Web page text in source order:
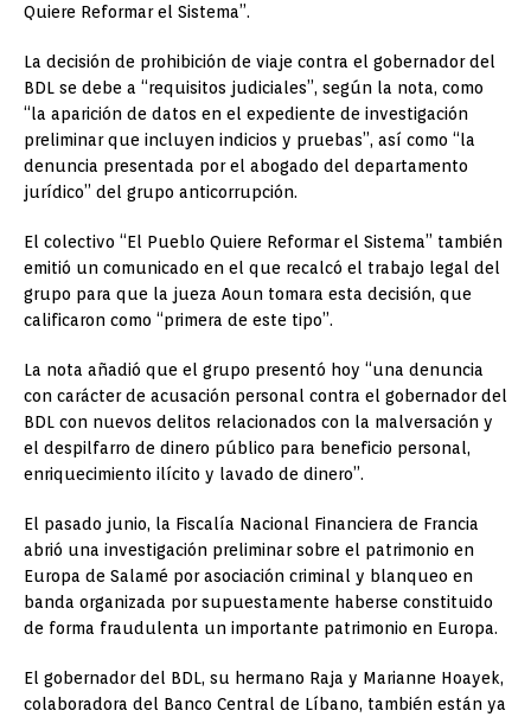
Quiere Reformar el Sistema”.
La decisión de prohibición de viaje contra el gobernador del
BDL se debe a “requisitos judiciales”, según la nota, como
“la aparición de datos en el expediente de investigación
preliminar que incluyen indicios y pruebas”, así como “la
denuncia presentada por el abogado del departamento
jurídico” del grupo anticorrupción.
El colectivo “El Pueblo Quiere Reformar el Sistema” también
emitió un comunicado en el que recalcó el trabajo legal del
grupo para que la jueza Aoun tomara esta decisión, que
calificaron como “primera de este tipo”.
La nota añadió que el grupo presentó hoy “una denuncia
con carácter de acusación personal contra el gobernador del
BDL con nuevos delitos relacionados con la malversación y
el despilfarro de dinero público para beneficio personal,
enriquecimiento ilícito y lavado de dinero”.
El pasado junio, la Fiscalía Nacional Financiera de Francia
abrió una investigación preliminar sobre el patrimonio en
Europa de Salamé por asociación criminal y blanqueo en
banda organizada por supuestamente haberse constituido
de forma fraudulenta un importante patrimonio en Europa.
El gobernador del BDL, su hermano Raja y Marianne Hoayek,
colaboradora del Banco Central de Líbano, también están ya